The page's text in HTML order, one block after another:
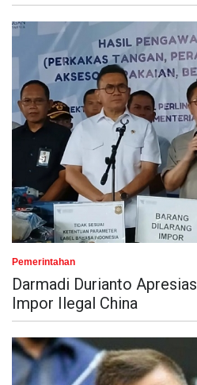
Pemerintahan
Darmadi Durianto
Impor Ilegal China